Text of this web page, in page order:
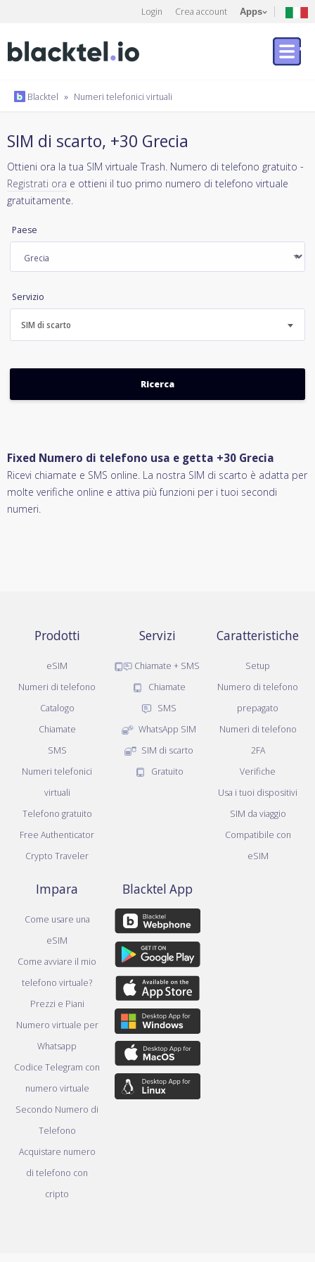
Login Crea account Apps
Blacktel » Numeri telefonici virtuali
SIM di scarto, +30 Grecia
Ottieni ora la tua SIM virtuale Trash. Numero di telefono gratuito -
Registrati ora e ottieni il tuo primo numero di telefono virtuale
gratuitamente.
Paese
Servizio
SIM di scarto
Fixed Numero di telefono usa e getta +30 Grecia
Ricevi chiamate e SMS online. La nostra SIM di scarto è adatta per
molte verifiche online e attiva più funzioni per i tuoi secondi
numeri.
Prodotti
eSIM
Numeri di telefono
Catalogo
Chiamate
SMS
Numeri telefonici
virtuali
Telefono gratuito
Free Authenticator
Crypto Traveler
Servizi
Chiamate + SMS
Chiamate
SMS
WhatsApp SIM
SIM di scarto
Gratuito
Caratteristiche
Setup
Numero di telefono
prepagato
Numeri di telefono
2FA
Verifiche
Usa i tuoi dispositivi
SIM da viaggio
Compatibile con
eSIM
Impara
Come usare una
eSIM
Come avviare il mio
telefono virtuale?
Prezzi e Piani
Numero virtuale per
Whatsapp
Codice Telegram con
numero virtuale
Secondo Numero di
Telefono
Acquistare numero
di telefono con
cripto
Blacktel App